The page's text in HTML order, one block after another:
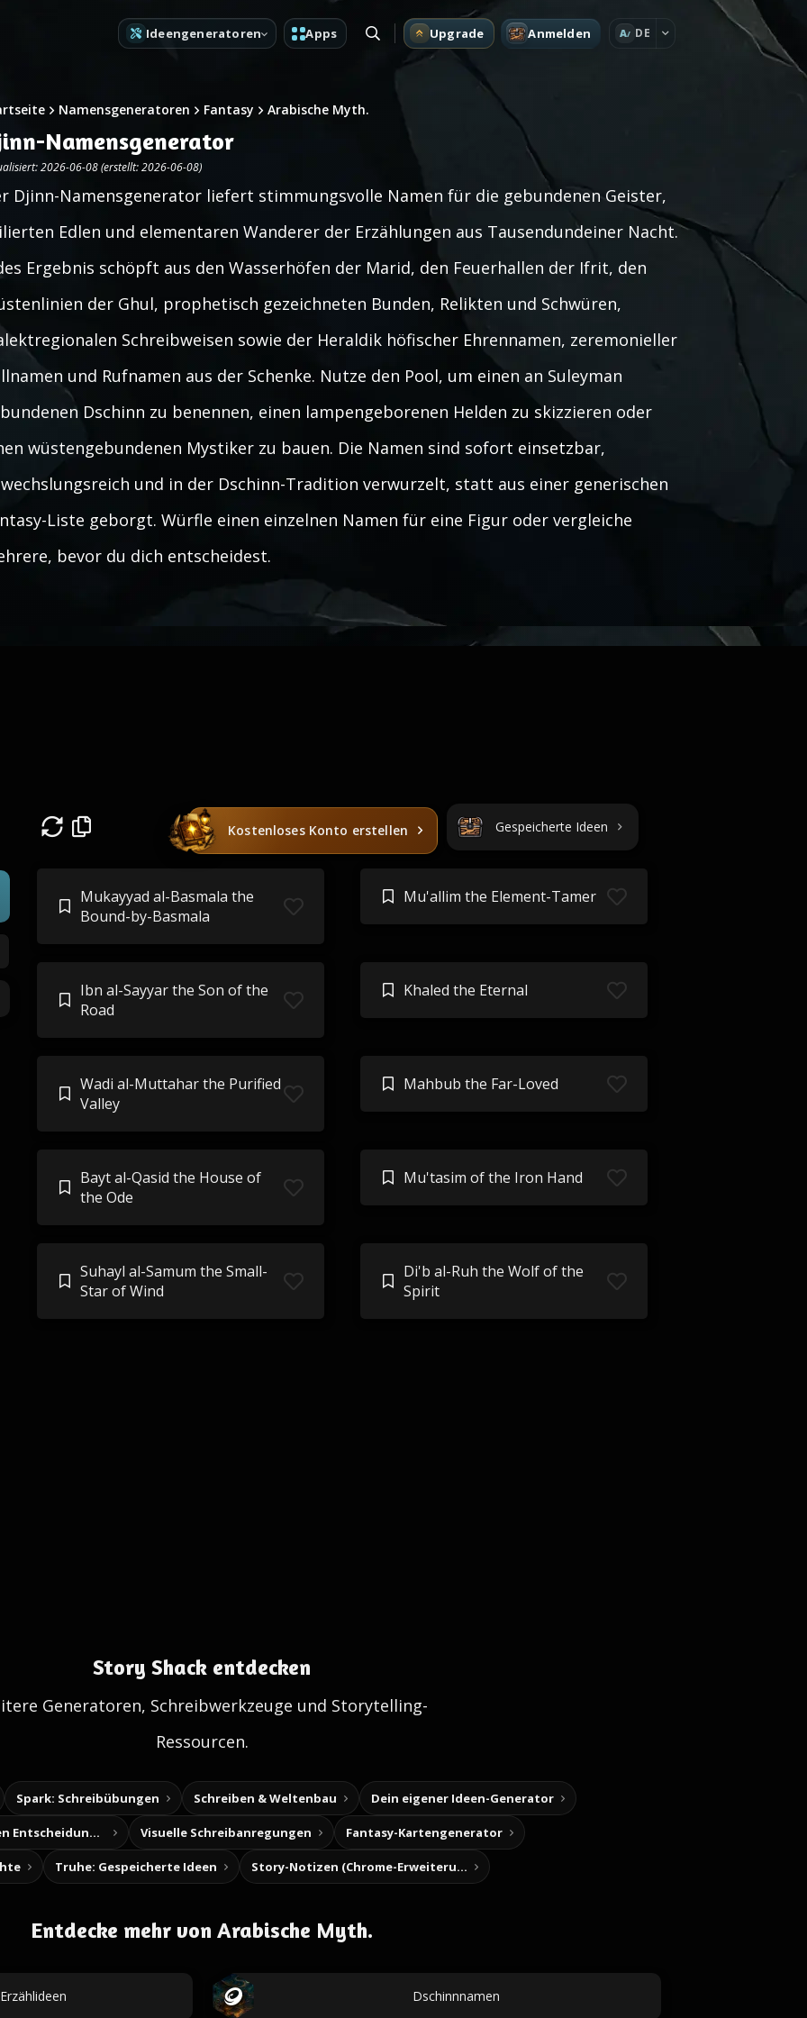
Ideengeneratoren Apps Upgrade Anmelden A DE
Namensgeneratoren Fantasy Arabische Myth.
Namensgenerator
2026-06-08 (erstellt: 2026-06-08)
Djinn-Namensgenerator liefert stimmungsvolle Namen für die gebundenen Geister,
Edlen und elementaren Wanderer der Erzählungen aus Tausendundeiner Nacht.
Ergebnis schöpft aus den Wasserhöfen der Marid, den Feuerhallen der Ifrit, den
der Ghul, prophetisch gezeichneten Bunden, Relikten und Schwüren,
Schreibweisen sowie der Heraldik höfischer Ehrennamen, zeremonieller
und Rufnamen aus der Schenke. Nutze den Pool, um einen an Suleyman
Dschinn zu benennen, einen lampengeborenen Helden zu skizzieren oder
wüstengebundenen Mystiker zu bauen. Die Namen sind sofort einsetzbar,
und in der Dschinn-Tradition verwurzelt, statt aus einer generischen
Liste geborgt. Würfle einen einzelnen Namen für eine Figur oder vergleiche
bevor du dich entscheidest.
Kostenloses Konto erstellen Gespeicherte Ideen
Mukayyad al-Basmala the
Bound-by-Basmala
Mu'allim the Element-Tamer
Ibn al-Sayyar the Son of the
Road
Khaled the Eternal
Wadi al-Muttahar the Purified
Valley
Mahbub the Far-Loved
Bayt al-Qasid the House of
the Ode
Mu'tasim of the Iron Hand
Suhayl al-Samum the Small-
Star of Wind
Di'b al-Ruh the Wolf of the
Spirit
Story Shack entdecken
Generatoren, Schreibwerkzeuge und Storytelling-
Ressourcen.
Spark: Schreibübungen Schreiben & Weltenbau Dein eigener Ideen-Generator
Baue deine eigenen Entscheidungsabenteuer Visuelle Schreibanregungen Fantasy-Kartengenerator
Truhe: Gespeicherte Ideen Story-Notizen (Chrome-Erweiterung)
Entdecke mehr von Arabische Myth.
Dschinnnamen